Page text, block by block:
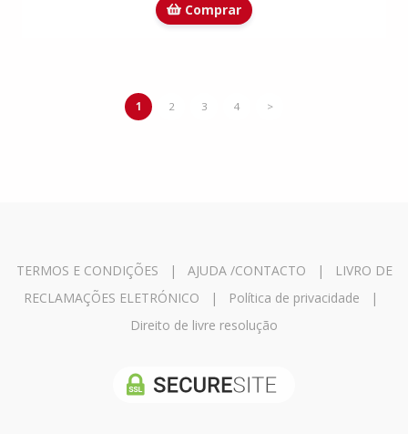
Comprar
1 2 3 4 >
TERMOS E CONDIÇÕES | AJUDA /CONTACTO |
LIVRO DE
RECLAMAÇÕES ELETRÓNICO | Política de privacidade |
Direito de livre resolução